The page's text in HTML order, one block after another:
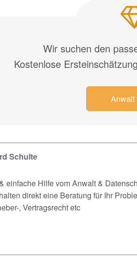
Wir suchen den
Kostenlose
Anwalt
Schulte
einfache Hilfe vom Anwalt &
direkt eine Beratung für Ihr
, Vertragsrecht etc